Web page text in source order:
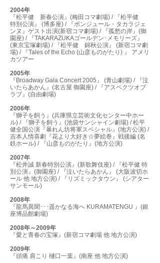
2004年
『松平健 新春公演』(梅田コマ劇場) / 『松平健
特別公演』 (博多座) / 『ボンジュール・タカラジェ
ンヌ』ゲスト出演(新宿コマ劇場) / 『孤愁の岸』(御
園座) / 『TAKARAZUKAゴールデン･メモリーズ』
(東京宝塚劇場) / 『松平健 錦秋公演』 (新宿コマ劇
場) / 『Tales of the Echo (山彦ものがたり) 』 アメリ
カツアー
2005年
『Broadway Gala Concert 2005』 (青山劇場) / 『泣
いたらあかん』(名古屋 御園座) / 『アスペクツオブ
ラブ』(自由劇場)
2006年
『獅子を飼う』(兵庫県立芸術文化センター中ホー
ル) / 『獅子を飼う』(池袋サンシャイン劇場) / 松平
健全国公演『暴れん坊将軍スペシャル』(地方公演) /
吉本人情喜劇『花より大好き☆夢絵巻』戦後編 (名
鉄ホール) / 『山彦ものがたり』(地方公演)
2007年
『松井誠 新春特別公演』(新歌舞伎座) / 『松平健 特
別公演』(御園座) / 『泣いたらあかん』 (大阪波切ホ
ール 他 地方公演) / 『リズミックタウン』 (シアター
サンモール)
2008年
『龍馬異聞･･･遥かなる海へ KURAMATENGU 』(銀
座博品館劇場)
2008年～2009年
『愛と青春の宝塚』(新宿コマ劇場 他 地方公演)
2009年
『頭痛 肩こり 樋口一葉』(南座 他 地方公演)